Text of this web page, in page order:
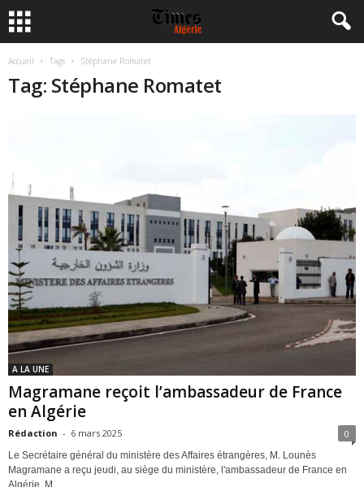
Accueil Tags Stéphane Romatet
Tag: Stéphane Romatet
A LA UNE
Magramane reçoit l’ambassadeur de France
en Algérie
Rédaction - 6 mars 2025 0
Le Secrétaire général du ministère des Affaires étrangères, M. Lounès
Magramane a reçu jeudi, au siège du ministère, l'ambassadeur de France en
Algérie, M....